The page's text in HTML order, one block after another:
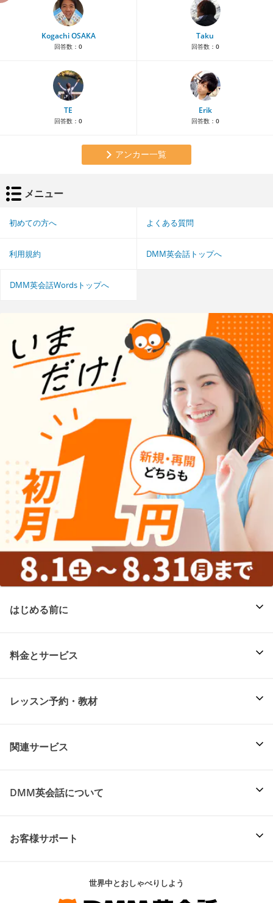
Kogachi OSAKA
回答数： 0
Taku
回答数： 0
TE
回答数： 0
Erik
回答数： 0
アンカー一覧
メニュー
初めての方へ よくある質問
利用規約 DMM英会話トップへ
DMM英会話Wordsトップへ
はじめる前に
料金とサービス
レッスン予約・教材
関連サービス
DMM英会話について
お客様サポート
世界中とおしゃべりしよう